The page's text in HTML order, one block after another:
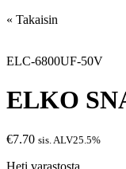
« Takaisin
ELC-6800UF-50V
ELKO
€7.70 sis. ALV25.5%
Heti varastosta